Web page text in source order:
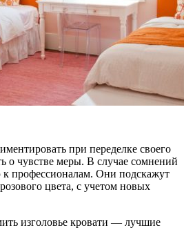
при переделке своего
о чувстве меры. В случае сомнений
к профессионалам. Они подскажут
цвета, с учетом новых
изголовье кровати — лучшие